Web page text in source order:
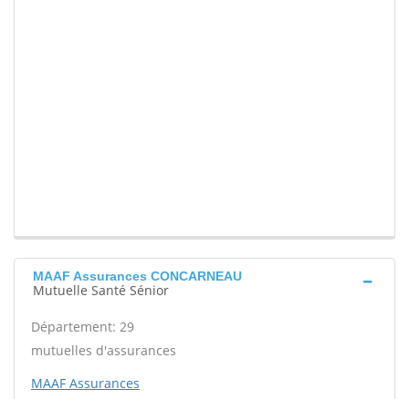
MAAF Assurances CONCARNEAU
Mutuelle Santé Sénior
Département: 29
mutuelles d'assurances
MAAF Assurances